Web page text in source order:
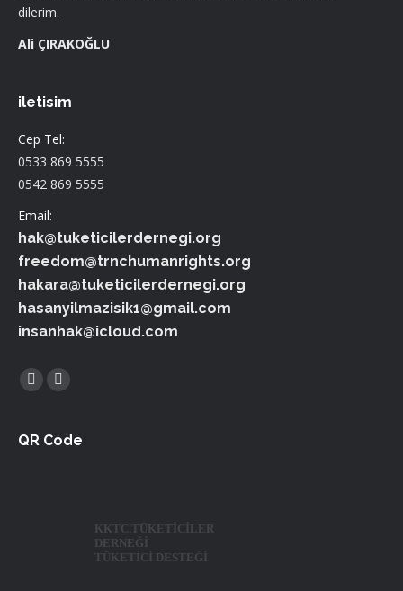
dilerim.
Ali ÇIRAKOĞLU
iletisim
Cep Tel:
0533 869 5555
0542 869 5555
Email:
hak@tuketicilerdernegi.org
freedom@trnchumanrights.org
hakara@tuketicilerdernegi.org
hasanyilmazisik1@gmail.com
insanhak@icloud.com
Find us on:
Facebook
Twitter
QR Code
KKTC.TÜKETİCİLER
DERNEĞİ
TÜKETİCİ DESTEĞİ